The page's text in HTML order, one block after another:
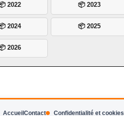
2022 📦 2023
2024 📦 2025
2026
Accueil Contact Confidentialité et cookies